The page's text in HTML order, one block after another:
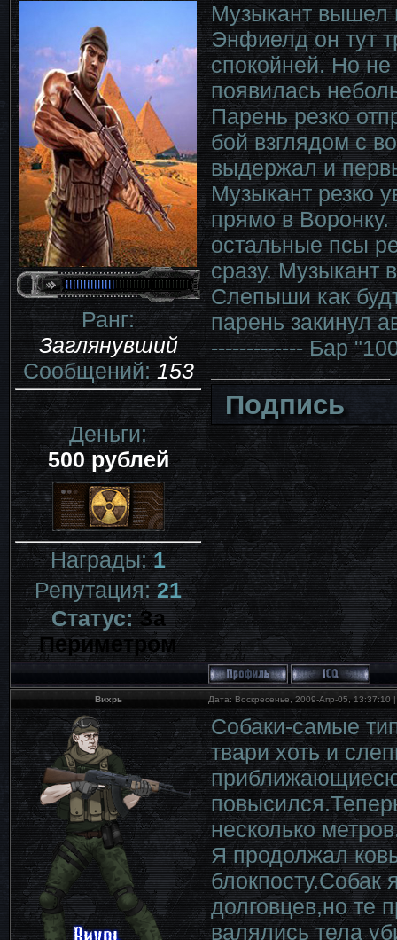
Ранг:
Заглянувший
Сообщений:153
Деньги:
500 рублей
Награды:1
Репутация:21
Статус:За
Периметром
Музыкант вышел
Энфиелд он тут
спокойней. Но не
появилась
Парень резко
бой взглядом с
выдержал и
Музыкант резко
прямо в
остальные псы
сразу. Музыкант
Слепыши как
парень закинул
------------- Бар
Подпись
Вихрь Дата: Воскресенье, 2009-Апр-05,
Собаки-самые
твари хоть и
приближающиесю
несколько
Я продолжал
блокпосту.Собак
долговцев,но те
валялись тела